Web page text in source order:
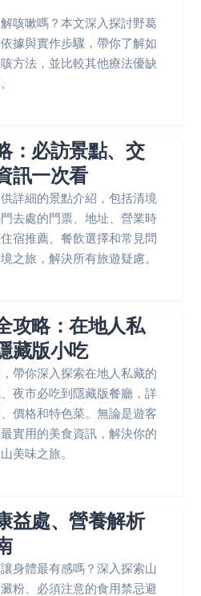
咳嗽嗎？本文深入探討野葛
據與實作步驟，帶你了解如
方法，並比較其他療法優缺
：必訪景點、交
訊一次看
詳細的景點介紹，包括清境
去處的門票、地址、營業時
宿推薦、餐飲選擇和常見問
之旅，解決所有旅遊疑慮。
攻略：在地人私
藏版小吃
帶你深入探索在地人私藏的
夜市必吃到隱藏版餐廳，詳
價格和特色菜。無論是遊客
實用的美食資訊，解決你的
美味之旅。
益處、營養解析
身體最有感嗎？深入探索山
粉、必須注意的食用禁忌避